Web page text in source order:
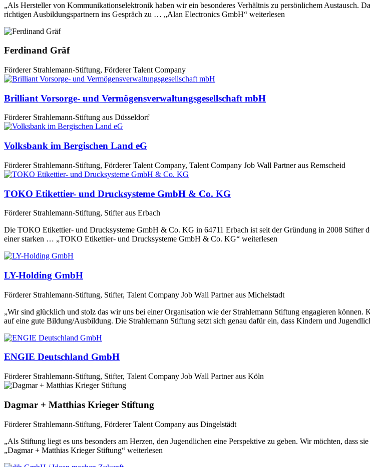
„Als Hersteller von Kommunikationselektronik haben wir ein besonderes Verhältnis zu persönlichem Austausch.
richtigen Ausbildungspartnern ins Gespräch zu … „Alan Electronics GmbH“ weiterlesen
Ferdinand Gräf
Förderer Strahlemann-Stiftung, Förderer Talent Company
Brilliant Vorsorge- und Vermögensverwaltungsgesellschaft mbH
Förderer Strahlemann-Stiftung aus Düsseldorf
Volksbank im Bergischen Land eG
Förderer Strahlemann-Stiftung, Förderer Talent Company, Talent Company Job Wall Partner aus Remscheid
TOKO Etikettier- und Drucksysteme GmbH & Co. KG
Förderer Strahlemann-Stiftung, Stifter aus Erbach
Die TOKO Etikettier- und Drucksysteme GmbH & Co. KG in 64711 Erbach ist seit der Gründung in 2008 Stifter
einer starken … „TOKO Etikettier- und Drucksysteme GmbH & Co. KG“ weiterlesen
LY-Holding GmbH
Förderer Strahlemann-Stiftung, Stifter, Talent Company Job Wall Partner aus Michelstadt
„Wir sind glücklich und stolz das wir uns bei einer Organisation wie der Strahlemann Stiftung engagieren
auf eine gute Bildung/Ausbildung. Die Strahlemann Stiftung setzt sich genau dafür ein, dass Kindern und
ENGIE Deutschland GmbH
Förderer Strahlemann-Stiftung, Stifter, Talent Company Job Wall Partner aus Köln
Dagmar + Matthias Krieger Stiftung
Förderer Strahlemann-Stiftung, Förderer Talent Company aus Dingelstädt
„Als Stiftung liegt es uns besonders am Herzen, den Jugendlichen eine Perspektive zu geben. Wir möchten, dass
„Dagmar + Matthias Krieger Stiftung“ weiterlesen